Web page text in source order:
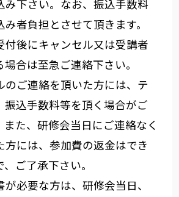
み下さい。なお、振込手数料
み者負担とさせて頂きます。
付後にキャンセル又は受講者
合は至急ご連絡下さい。
のご連絡を頂いた方には、テ
振込手数料等を頂く場合がご
また、研修会当日にご連絡なく
方には、参加費の返金はでき
ご了承下さい。
が必要な方は、研修会当日、